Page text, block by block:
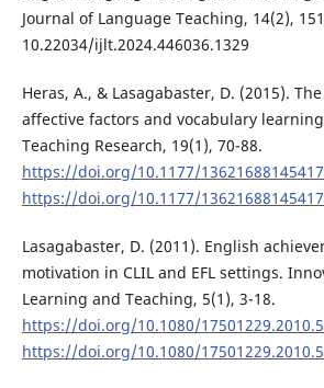
Journal of Language Teaching, 14(2),
10.22034/ijlt.2024.446036.1329
Heras, A., & Lasagabaster, D. (2015).
affective factors and vocabulary
Teaching Research, 19(1), 70-88.
https://doi.org/10.1177/
https://doi.org/10.1177/
Lasagabaster, D. (2011). English
motivation in CLIL and EFL settings.
Learning and Teaching, 5(1), 3-18.
https://doi.org/10.1080/
https://doi.org/10.1080/